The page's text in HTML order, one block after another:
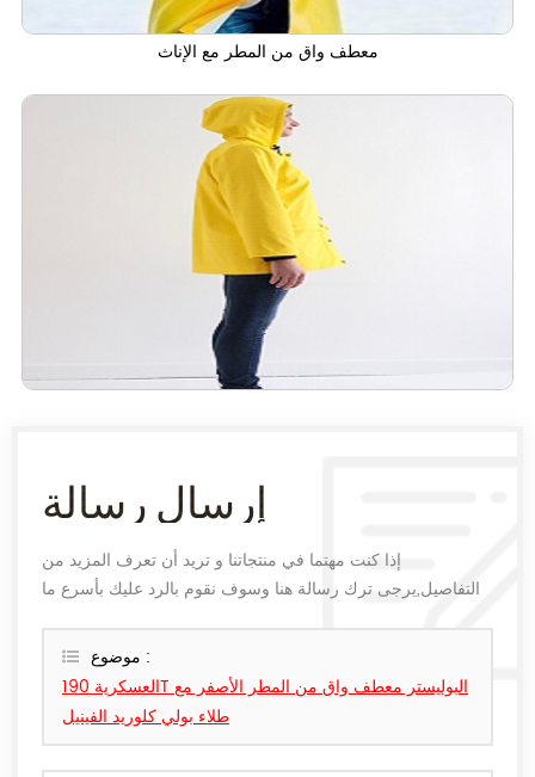
معطف واق من المطر مع الإناث
إرسال رسالة
إذا كنت مهتما في منتجاتنا و تريد أن تعرف المزيد من
التفاصيل,يرجى ترك رسالة هنا وسوف نقوم بالرد عليك بأسرع ما
موضوع :
العسكرية 190T البوليستر معطف واق من المطر الأصفر مع
طلاء بولي كلوريد الفينيل